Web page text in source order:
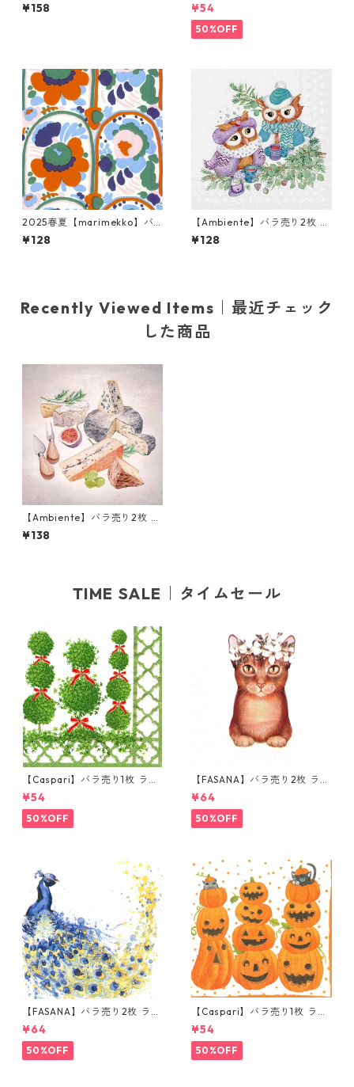
CORAL REEF ベージュxコー
¥158
CK O'LANTERNS ホワイト
¥54
50%OFF
2025春夏【marimekko】バ
ラ売り2枚 ランチサイズ ペー
パーナプキン Karuselli オレン
¥128
【Ambiente】バラ売り2枚 ラ
ンチサイズ ペーパーナプキン
Winter owls ライトグレー
¥128
Recently Viewed Items｜最近チェック
した商品
【Ambiente】バラ売り2枚 ラ
ンチサイズ ペーパーナプキン
Fromages ライトグレー
¥138
TIME SALE｜タイムセール
【Caspari】バラ売り1枚 ラン
チサイズ ペーパーナプキン To
piaries パールホワイト
¥54
50%OFF
【FASANA】バラ売り2枚 ラン
チサイズ ペーパーナプキン La
dy Cat ホワイト
¥64
50%OFF
【FASANA】バラ売り2枚 ラン
チサイズ ペーパーナプキン Co
loured Peacock ホワイト
¥64
50%OFF
【Caspari】バラ売り1枚 ラン
チサイズ ペーパーナプキン JA
CK O'LANTERNS ホワイト
¥54
50%OFF